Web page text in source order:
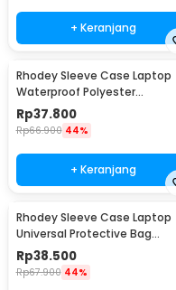
+ Keranjang
Rhodey Sleeve Case Laptop
Waterproof Polyester
Neoprene Bag 13 Inch - L123F
Rp37.800
Rp66.900 44%
+ Keranjang
Rhodey Sleeve Case Laptop
Universal Protective Bag
Neoprene with Pouch 11 Inch -
AK03
Rp38.500
Rp67.900 44%